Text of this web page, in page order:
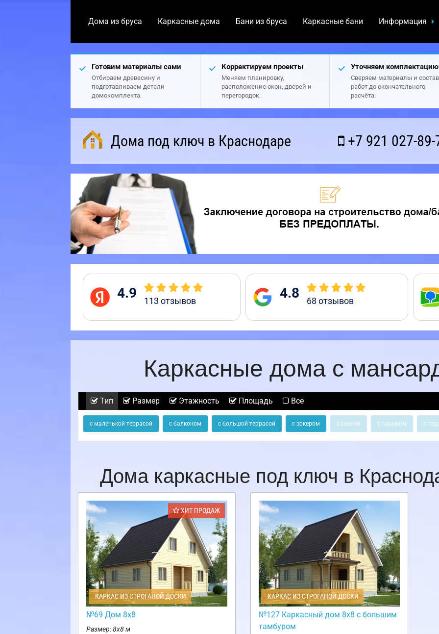
Дома из бруса Каркасные дома Бани из бруса Каркасные бани Информация
Готовим материалы сами
Отбираем древесину и
подготавливаем детали
домокомплекта.
Корректируем проекты
Меняем планировку,
расположение окон, дверей и
перегородок.
Уточняем комплектацию
Сверяем материалы и состав
работ до окончательного
расчёта.
Дома под ключ в Краснодаре +7 921 027-89-
4.9 113 отзывов 4.8 68 отзывов
Каркасные дома с
Тип Размер Этажность Площадь Все
с маленькой террасой с балконом с большой террасой с эркером с сауной с гаражом с
Дома каркасные под ключ в
ХИТ ПРОДАЖ
КАРКАС ИЗ СТРОГАНОЙ ДОСКИ
№69 Дом 8х8
Размер: 8х8 м
КАРКАС ИЗ СТРОГАНОЙ ДОСКИ
№127 Каркасный дом 8х8 с большим
тамбуром